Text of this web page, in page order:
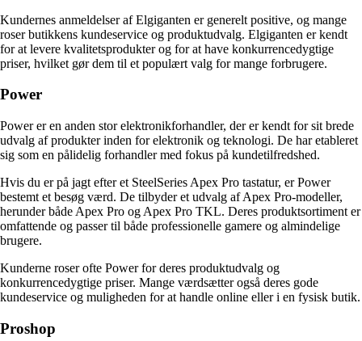
Kundernes anmeldelser af Elgiganten er generelt positive, og mange
roser butikkens kundeservice og produktudvalg. Elgiganten er kendt
for at levere kvalitetsprodukter og for at have konkurrencedygtige
priser, hvilket gør dem til et populært valg for mange forbrugere.
Power
Power er en anden stor elektronikforhandler, der er kendt for sit brede
udvalg af produkter inden for elektronik og teknologi. De har etableret
sig som en pålidelig forhandler med fokus på kundetilfredshed.
Hvis du er på jagt efter et SteelSeries Apex Pro tastatur, er Power
bestemt et besøg værd. De tilbyder et udvalg af Apex Pro-modeller,
herunder både Apex Pro og Apex Pro TKL. Deres produktsortiment er
omfattende og passer til både professionelle gamere og almindelige
brugere.
Kunderne roser ofte Power for deres produktudvalg og
konkurrencedygtige priser. Mange værdsætter også deres gode
kundeservice og muligheden for at handle online eller i en fysisk butik.
Proshop